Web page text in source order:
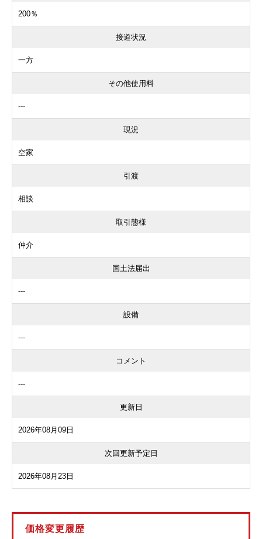
200％
接道状況
一方
その他使用料
---
現況
空家
引渡
相談
取引態様
仲介
国土法届出
---
設備
---
コメント
---
更新日
2026年08月09日
次回更新予定日
2026年08月23日
価格変更履歴